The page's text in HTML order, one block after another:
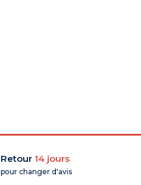
Retour 14 jours
pour changer d'avis